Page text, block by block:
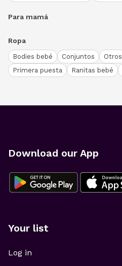
Para mamá
Ropa
Bodies bebé Conjuntos Otros
Primera puesta
Ranitas bebé
Download our App
Your list
Log in